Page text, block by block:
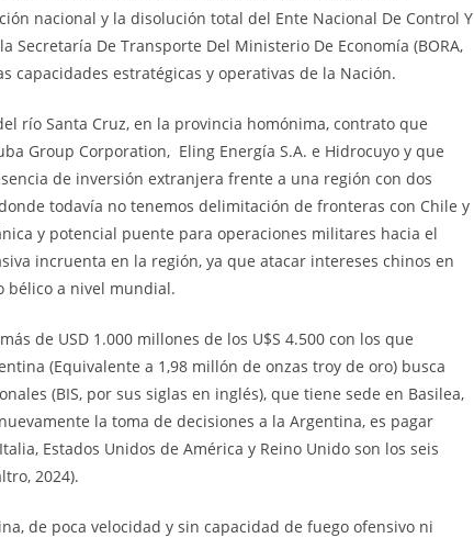
nacional y la disolución total del Ente Nacional De Control Y
Secretaría De Transporte Del Ministerio De Economía (BORA,
capacidades estratégicas y operativas de la Nación.
río Santa Cruz, en la provincia homónima, contrato que
Group Corporation, Eling Energía S.A. e Hidrocuyo y que
de inversión extranjera frente a una región con dos
todavía no tenemos delimitación de fronteras con Chile y
y potencial puente para operaciones militares hacia el
incruenta en la región, ya que atacar intereses chinos en
bélico a nivel mundial.
de USD 1.000 millones de los U$S 4.500 con los que
(Equivalente a 1,98 millón de onzas troy de oro) busca
(BIS, por sus siglas en inglés), que tiene sede en Basilea,
la toma de decisiones a la Argentina, es pagar
Estados Unidos de América y Reino Unido son los seis
2024).
de poca velocidad y sin capacidad de fuego ofensivo ni